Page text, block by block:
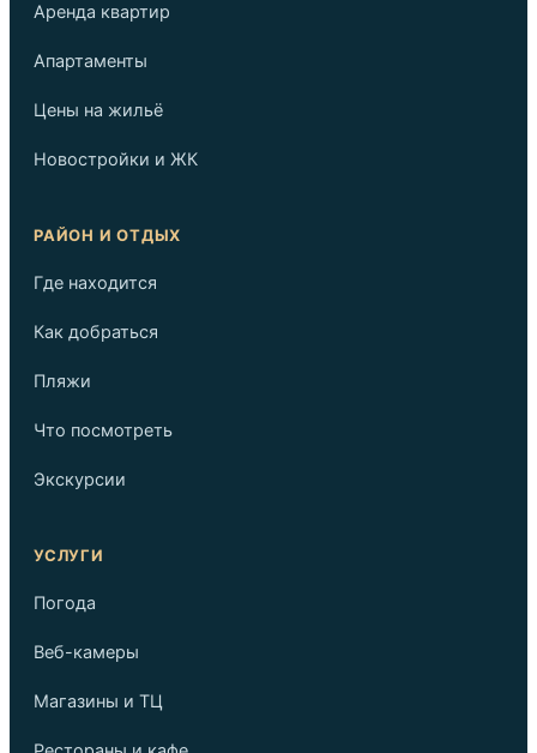
Аренда квартир
Апартаменты
Цены на жильё
Новостройки и ЖК
РАЙОН И ОТДЫХ
Где находится
Как добраться
Пляжи
Что посмотреть
Экскурсии
УСЛУГИ
Погода
Веб-камеры
Магазины и ТЦ